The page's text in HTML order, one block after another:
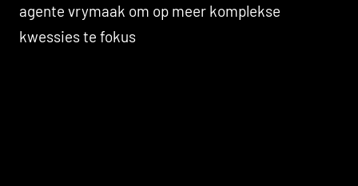
agente vrymaak om op meer komplekse
kwessies te fokus